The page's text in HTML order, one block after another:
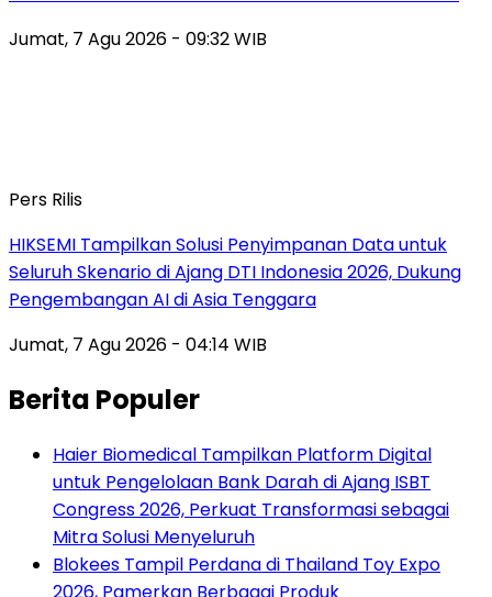
Jumat, 7 Agu 2026 - 09:32 WIB
Pers Rilis
HIKSEMI Tampilkan Solusi Penyimpanan Data untuk
Seluruh Skenario di Ajang DTI Indonesia 2026, Dukung
Pengembangan AI di Asia Tenggara
Jumat, 7 Agu 2026 - 04:14 WIB
Berita Populer
Haier Biomedical Tampilkan Platform Digital
untuk Pengelolaan Bank Darah di Ajang ISBT
Congress 2026, Perkuat Transformasi sebagai
Mitra Solusi Menyeluruh
Blokees Tampil Perdana di Thailand Toy Expo
2026, Pamerkan Berbagai Produk